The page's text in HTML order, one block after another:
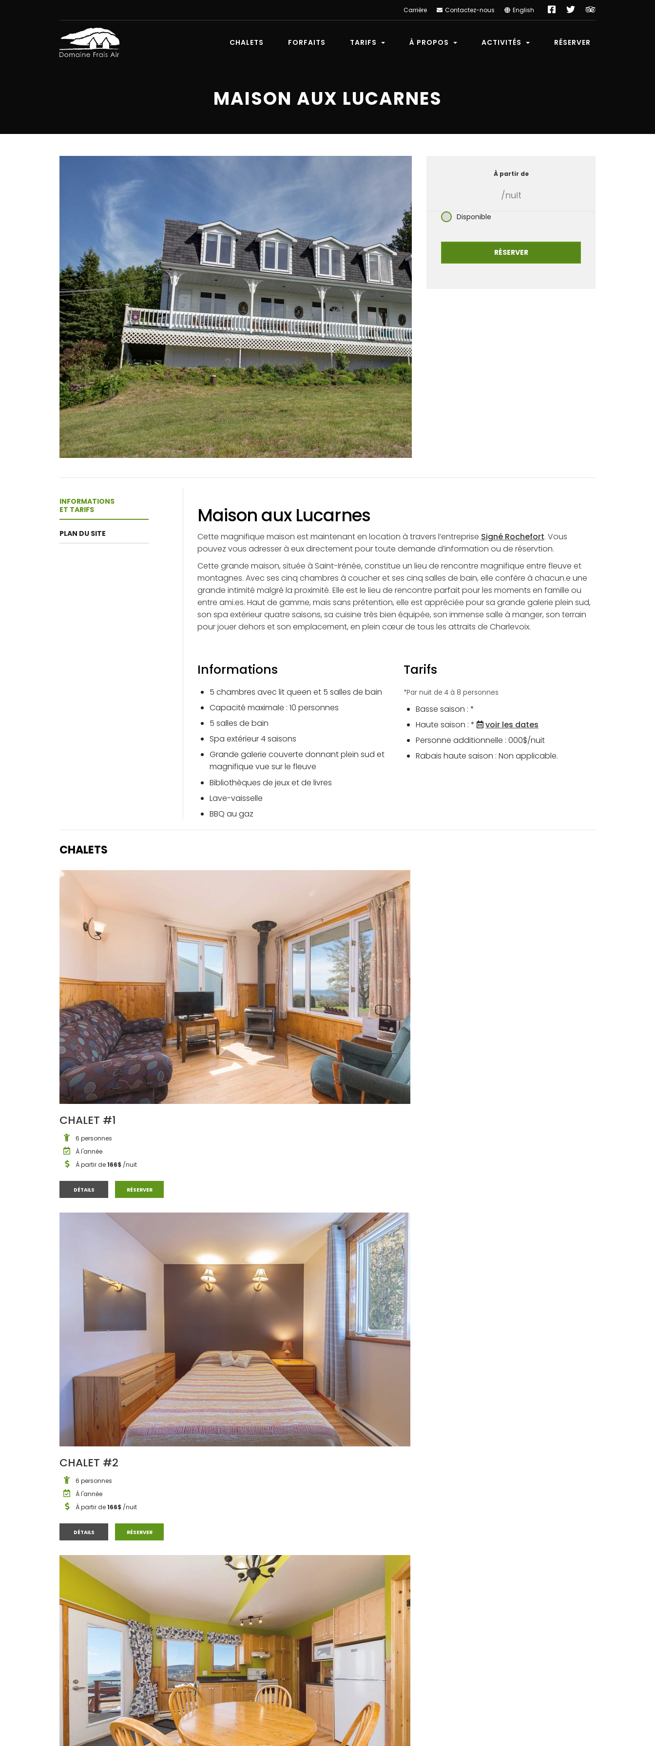
Carrière Contactez-nous English Facebook
TwitterTripAdvisor
CHALETS FORFAITS TARIFS À PROPOS ACTIVITÉS RÉSERVER
MAISON AUX LUCARNES
À partir de
/nuit
Disponible
RÉSERVER
INFORMATIONS
ET TARIFS
PLAN DU SITE
Maison aux Lucarnes
Cette magnifique maison est maintenant en location à travers l’entreprise Signé Rochefort. Vous
pouvez vous adresser à eux directement pour toute demande d’information ou de réservtion.
Cette grande maison, située à Saint-Irénée, constitue un lieu de rencontre magnifique entre fleuve et
montagnes. Avec ses cinq chambres à coucher et ses cinq salles de bain, elle confère à chacun.e une
grande intimité malgré la proximité. Elle est le lieu de rencontre parfait pour les moments en famille ou
entre ami.es. Haut de gamme, mais sans prétention, elle est appréciée pour sa grande galerie plein sud,
son spa extérieur quatre saisons, sa cuisine très bien équipée, son immense salle à manger, son terrain
pour jouer dehors et son emplacement, en plein cœur de tous les attraits de Charlevoix.
Informations
5 chambres avec lit queen et 5 salles de bain
Capacité maximale : 10 personnes
5 salles de bain
Spa extérieur 4 saisons
Grande galerie couverte donnant plein sud et
magnifique vue sur le fleuve
Bibliothèques de jeux et de livres
Lave-vaisselle
BBQ au gaz
Tarifs
*Par nuit de 4 à 8 personnes
Basse saison : *
Haute saison : *
voir les dates
Personne additionnelle : 000$/nuit
Rabais haute saison : Non applicable.
CHALETS
CHALET #1
6 personnes
À l'année
À partir de166$ /nuit
DÉTAILSCHALET #1 RÉSERVERCHALET #1
CHALET #2
6 personnes
À l'année
À partir de166$ /nuit
DÉTAILSCHALET #2 RÉSERVERCHALET #2